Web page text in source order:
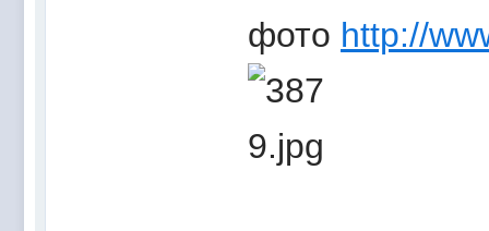
фото http://